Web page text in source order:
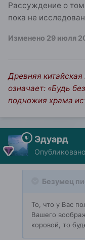
Рассуждение о
пока не
Изменено 29 июля
Древняя
означает: «Будь
подножия храма
Эдуард
Безумец
То, что у Вас
Вашего
коровой, то